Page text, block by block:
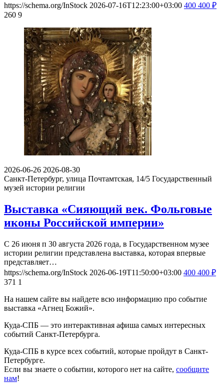
https://schema.org/InStock 2026-07-16T12:23:00+03:00 400 400 ₽
260 9
2026-06-26 2026-08-30
Санкт-Петербург, улица Почтамтская, 14/5 Государственный
музей истории религии
Выставка «Сияющий век. Фольговые
иконы Российской империи»
С 26 июня п 30 августа 2026 года, в Государственном музее
истории религии представлена выставка, которая впервые
представляет…
https://schema.org/InStock 2026-06-19T11:50:00+03:00 400 400 ₽
371 1
На нашем сайте вы найдете всю информацию про событие
выставка «Агнец Божий».
Куда-СПБ — это интерактивная афиша самых интересных
событий Санкт-Петербурга.
Куда-СПБ в курсе всех событий, которые пройдут в Санкт-
Петербурге.
Если вы знаете о событии, которого нет на сайте, сообщите
нам!